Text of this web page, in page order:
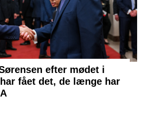
efter mødet i
fået det, de længe har